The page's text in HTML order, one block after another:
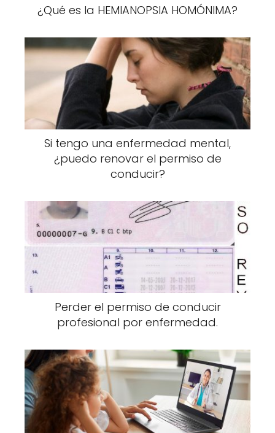
¿Qué es la HEMIANOPSIA HOMÓNIMA?
Si tengo una enfermedad mental,
¿puedo renovar el permiso de
conducir?
Perder el permiso de conducir
profesional por enfermedad.